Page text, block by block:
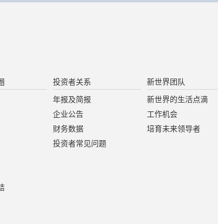
投资者关系
年报及简报
企业公告
财务数据
投资者常见问题
新世界团队
新世界的生活点滴
工作机会
培育未来领导者